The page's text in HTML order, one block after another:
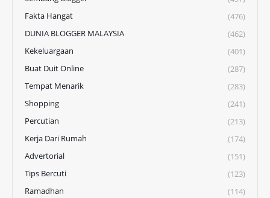
Fakta Hangat
(476)
DUNIA BLOGGER MALAYSIA
(462)
Kekeluargaan
(401)
Buat Duit Online
(287)
Tempat Menarik
(283)
Shopping
(241)
Percutian
(213)
Kerja Dari Rumah
(174)
Advertorial
(151)
Tips Bercuti
(123)
Ramadhan
(114)